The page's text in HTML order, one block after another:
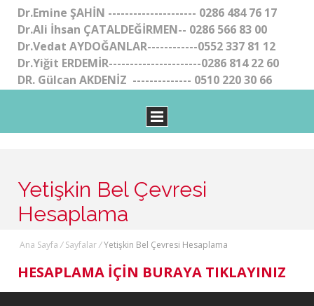
Dr.Emine ŞAHİN --------------------- 0286 484 76 17
Dr.Ali İhsan ÇATALDEĞİRMEN-- 0286 566 83 00
Dr.Vedat AYDOĞANLAR------------0552 337 81 12
Dr.Yiğit ERDEMİR----------------------0286 814 22 60
DR. Gülcan AKDENİZ -------------- 0510 220 30 66
Yetişkin Bel Çevresi
Hesaplama
Ana Sayfa / Sayfalar/Yetişkin Bel Çevresi Hesaplama
HESAPLAMA İÇİN BURAYA TIKLAYINIZ